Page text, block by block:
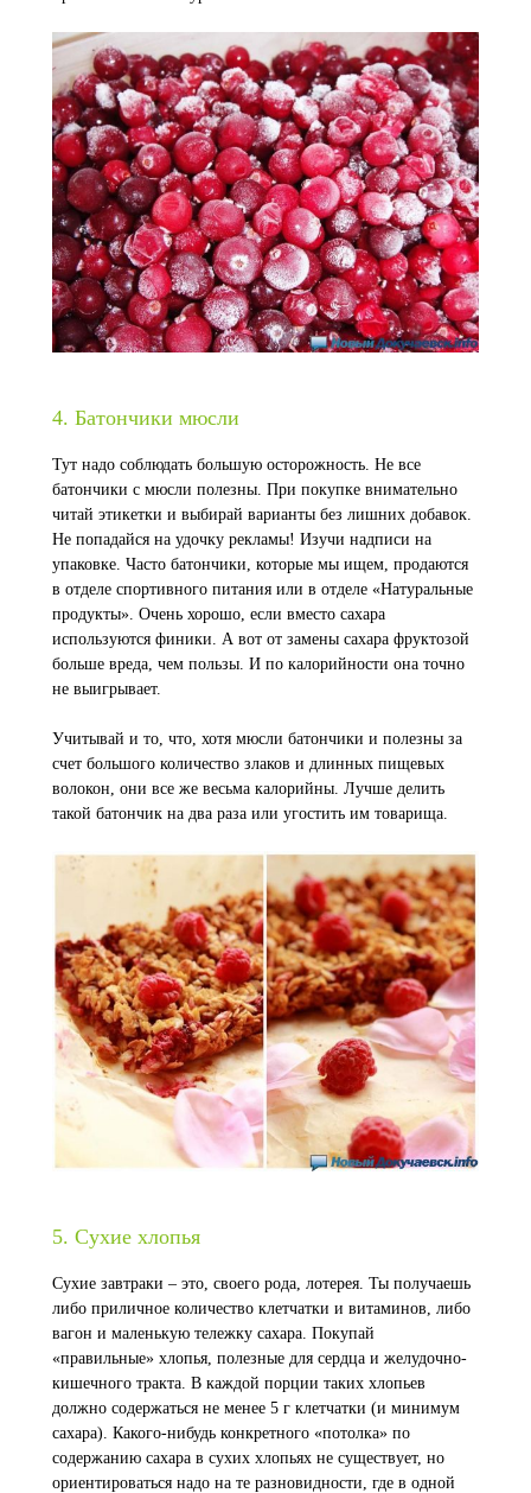
4. Батончики мюсли
Тут надо соблюдать большую осторожность. Не все
батончики с мюсли полезны. При покупке внимательно
читай этикетки и выбирай варианты без лишних добавок.
Не попадайся на удочку рекламы! Изучи надписи на
упаковке. Часто батончики, которые мы ищем, продаются
в отделе спортивного питания или в отделе «Натуральные
продукты». Очень хорошо, если вместо сахара
используются финики. А вот от замены сахара фруктозой
больше вреда, чем пользы. И по калорийности она точно
не выигрывает.
Учитывай и то, что, хотя мюсли батончики и полезны за
счет большого количество злаков и длинных пищевых
волокон, они все же весьма калорийны. Лучше делить
такой батончик на два раза или угостить им товарища.
5. Сухие хлопья
Сухие завтраки – это, своего рода, лотерея. Ты получаешь
либо приличное количество клетчатки и витаминов, либо
вагон и маленькую тележку сахара. Покупай
«правильные» хлопья, полезные для сердца и желудочно-
кишечного тракта. В каждой порции таких хлопьев
должно содержаться не менее 5 г клетчатки (и минимум
сахара). Какого-нибудь конкретного «потолка» по
содержанию сахара в сухих хлопьях не существует, но
ориентироваться надо на те разновидности, где в одной